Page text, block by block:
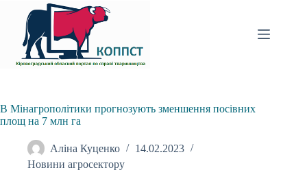
вмісту
В Мінагрополітики прогнозують зменшення посівних
площ на 7 млн га
Аліна Куценко
14.02.2023
Новини агросектору